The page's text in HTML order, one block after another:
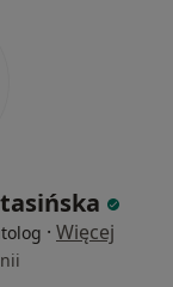
· Więcej